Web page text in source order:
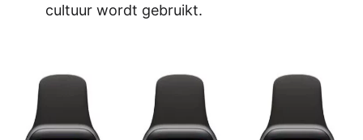
cultuur wordt gebruikt.